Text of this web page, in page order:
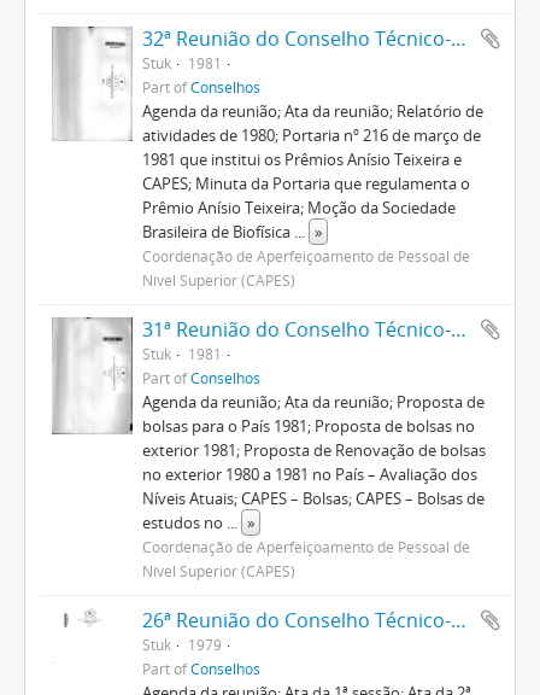
32ª Reunião do Conselho Técnico-Administrativo
Stuk
1981
Part ofConselhos
Agenda da reunião; Ata da reunião; Relatório de
atividades de 1980; Portaria nº 216 de março de
1981 que institui os Prêmios Anísio Teixeira e
CAPES; Minuta da Portaria que regulamenta o
Prêmio Anísio Teixeira; Moção da Sociedade
Brasileira de Biofísica ... »
Coordenação de Aperfeiçoamento de Pessoal de
Nível Superior (CAPES)
31ª Reunião do Conselho Técnico-Administrativo
Stuk
1981
Part ofConselhos
Agenda da reunião; Ata da reunião; Proposta de
bolsas para o País 1981; Proposta de bolsas no
exterior 1981; Proposta de Renovação de bolsas
no exterior 1980 a 1981 no País – Avaliação dos
Níveis Atuais; CAPES – Bolsas; CAPES – Bolsas de
estudos no ... »
Coordenação de Aperfeiçoamento de Pessoal de
Nível Superior (CAPES)
26ª Reunião do Conselho Técnico-Administrativo
Stuk
1979
Part ofConselhos